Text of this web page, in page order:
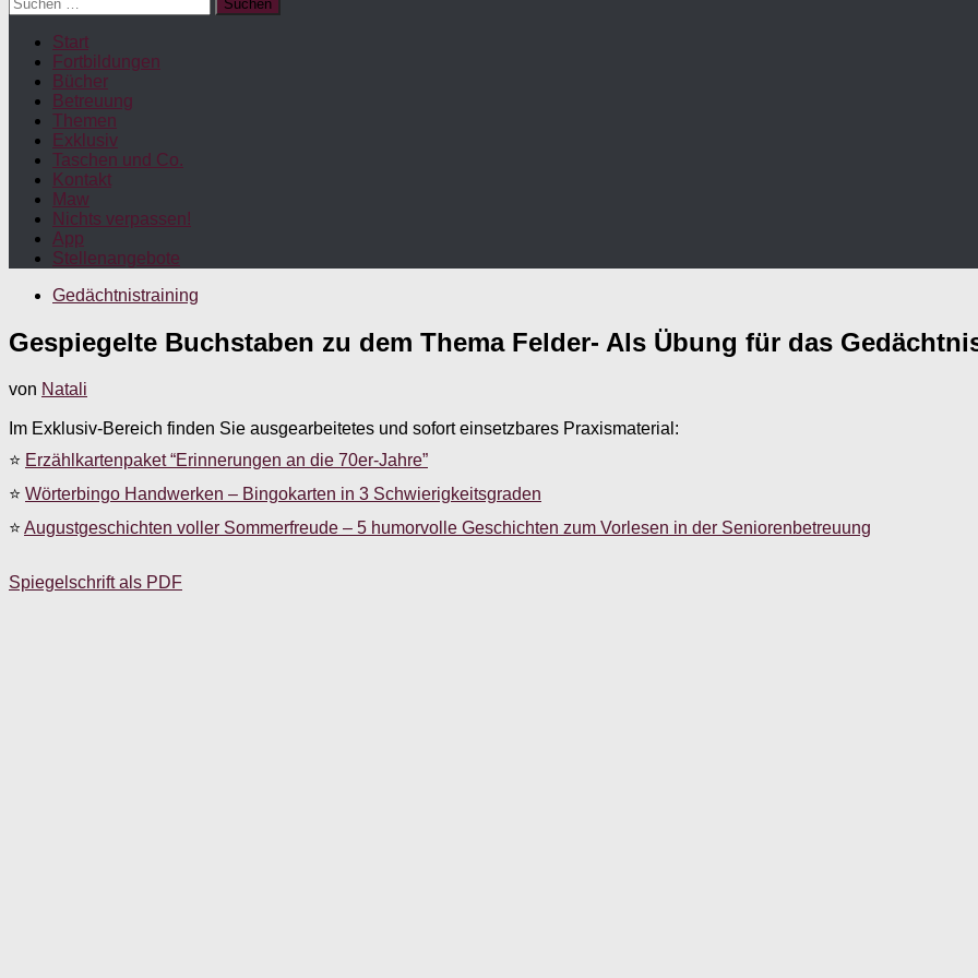
nach:
Start
Fortbildungen
Bücher
Betreuung
Themen
Exklusiv
Taschen und Co.
Kontakt
Maw
Nichts verpassen!
App
Stellenangebote
Gedächtnistraining
Gespiegelte Buchstaben zu dem Thema Felder- Als Übung für das
von Natali
Im Exklusiv-Bereich finden Sie ausgearbeitetes und sofort einsetzbares Praxismaterial:
⭐ Erzählkartenpaket “Erinnerungen an die 70er-Jahre”
⭐ Wörterbingo Handwerken – Bingokarten in 3 Schwierigkeitsgraden
⭐ Augustgeschichten voller Sommerfreude – 5 humorvolle Geschichten zum Vorlesen in der Seniorenbetreuung
Spiegelschrift als PDF